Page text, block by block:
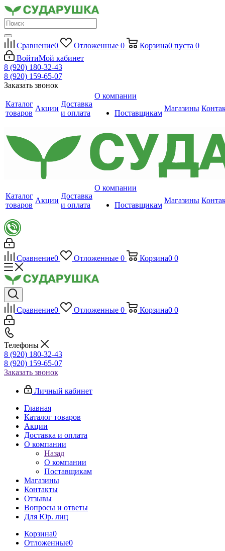
Сравнение0 Отложенные 0 Корзина0 пуста 0
ВойтиМой кабинет
8 (920) 180-32-43
8 (920) 159-65-07
Заказать звонок
Каталог
товаров
Акции
Доставка
и оплата
О компании
Поставщикам
Магазины
Каталог
товаров
Акции
Доставка
и оплата
О компании
Поставщикам
Магазины
Сравнение0 Отложенные 0 Корзина0 0
Сравнение0 Отложенные 0 Корзина0 0
Телефоны
8 (920) 180-32-43
8 (920) 159-65-07
Заказать звонок
Личный кабинет
Главная
Каталог товаров
Акции
Доставка и оплата
О компании
Назад
О компании
Поставщикам
Магазины
Контакты
Отзывы
Вопросы и ответы
Для Юр. лиц
Корзина0
Отложенные0